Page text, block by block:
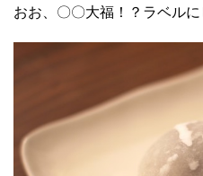
おお、〇〇大福！？ラベルに